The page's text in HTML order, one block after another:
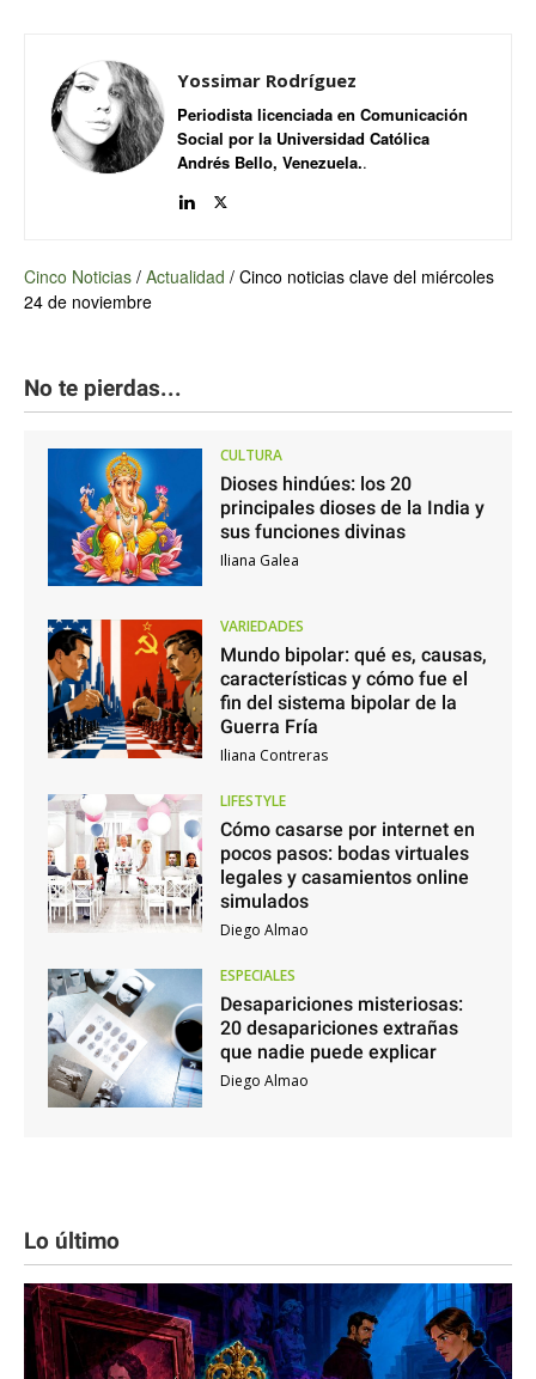
Yossimar Rodríguez
Periodista licenciada en Comunicación
Social por la Universidad Católica
Andrés Bello, Venezuela..
Cinco Noticias / Actualidad / Cinco noticias clave del miércoles
24 de noviembre
No te pierdas...
CULTURA
Dioses hindúes: los 20
principales dioses de la India y
sus funciones divinas
Iliana Galea
VARIEDADES
Mundo bipolar: qué es, causas,
características y cómo fue el
fin del sistema bipolar de la
Guerra Fría
Iliana Contreras
LIFESTYLE
Cómo casarse por internet en
pocos pasos: bodas virtuales
legales y casamientos online
simulados
Diego Almao
ESPECIALES
Desapariciones misteriosas:
20 desapariciones extrañas
que nadie puede explicar
Diego Almao
Lo último